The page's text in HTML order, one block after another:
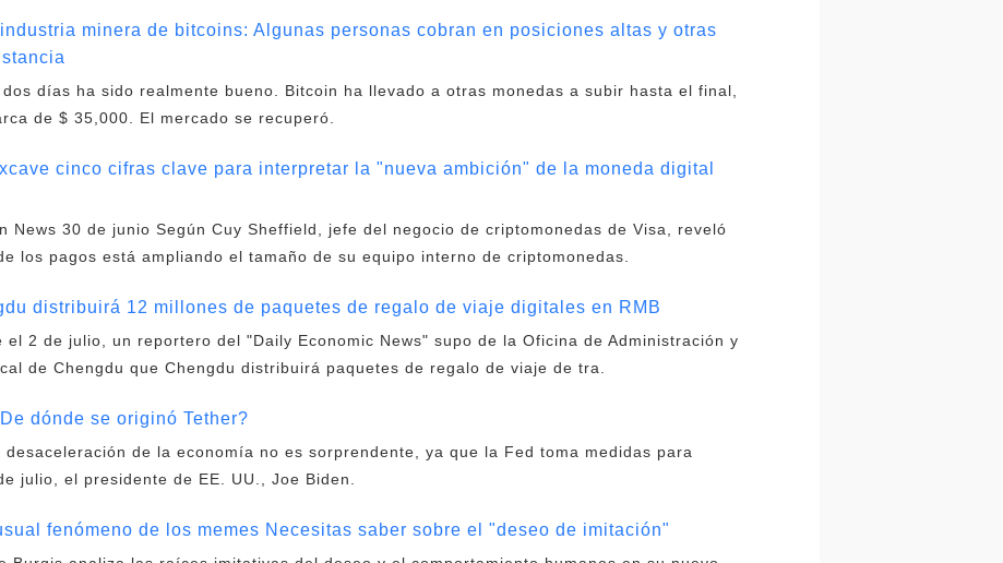
minera de bitcoins: Algunas personas cobran en posiciones altas y otras
días ha sido realmente bueno. Bitcoin ha llevado a otras monedas a subir hasta el final,
de $ 35,000. El mercado se recuperó.
cinco cifras clave para interpretar la "nueva ambición" de la moneda digital
News 30 de junio Según Cuy Sheffield, jefe del negocio de criptomonedas de Visa, reveló
los pagos está ampliando el tamaño de su equipo interno de criptomonedas.
distribuirá 12 millones de paquetes de regalo de viaje digitales en RMB
el 2 de julio, un reportero del "Daily Economic News" supo de la Oficina de Administración y
de Chengdu que Chengdu distribuirá paquetes de regalo de viaje de tra.
dónde se originó Tether?
desaceleración de la economía no es sorprendente, ya que la Fed toma medidas para
julio, el presidente de EE. UU., Joe Biden.
fenómeno de los memes Necesitas saber sobre el "deseo de imitación"